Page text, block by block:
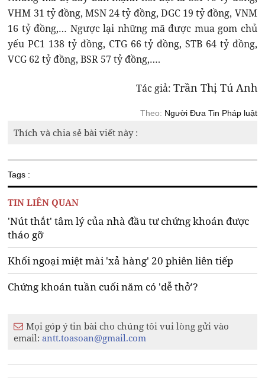
VHM 31 tỷ đồng, MSN 24 tỷ đồng, DGC 19 tỷ đồng, VNM
16 tỷ đồng,… Ngược lại những mã được mua gom chủ
yếu PC1 138 tỷ đồng, CTG 66 tỷ đồng, STB 64 tỷ đồng,
VCG 62 tỷ đồng, BSR 57 tỷ đồng,….
Tác giả: Trần Thị Tú Anh
Theo: Người Đưa Tin Pháp luật
Thích và chia sẻ bài viết này :
Tags :
TIN LIÊN QUAN
'Nút thắt' tâm lý của nhà đầu tư chứng khoán được
tháo gỡ
Khối ngoại miệt mài 'xả hàng' 20 phiên liên tiếp
Chứng khoán tuần cuối năm có 'dễ thở'?
Mọi góp ý tin bài cho chúng tôi vui lòng gửi vào
email:antt.toasoan@gmail.com